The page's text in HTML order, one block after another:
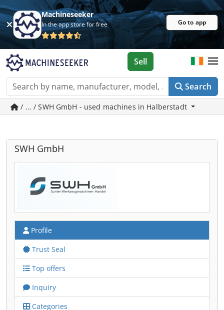
Machineseeker
In the app store for free Go to app
Search
Sell
/ ... / SWH GmbH - used machines in Halberstadt
SWH GmbH
Profile
Trust Seal
Top offers
Inquiry
Categories